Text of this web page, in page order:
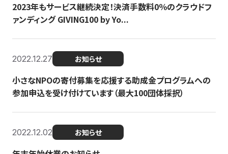
2023年もサービス継続決定！決済手数料0％のクラウドフ
ァンディング GIVING100 by Yo...
2022.12.27 お知らせ
小さなNPOの寄付募集を応援する助成金プログラムへの
参加申込を受け付けています（最大100団体採択）
2022.12.02 お知らせ